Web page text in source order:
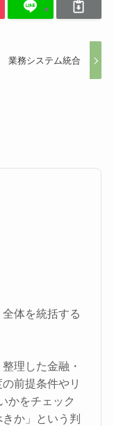
業務システム統合
体を統括する
理した金融・
前提条件やリ
かをチェック
か」という判